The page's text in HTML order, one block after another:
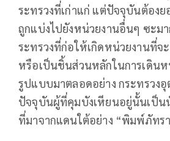
ระทรวงที่เก่าแก่ แต่ปัจจุบันต้อง
ถูกแบ่งไปยังหน่วยงานอื่นๆ ซะมา
ระทรวงที่ก่อให้เกิดหน่วยงานที่จ
หรือเป็นชิ้นส่วนหลักในการเดิน
รูปแบบมาตลอดอย่าง กระทรวงอุ
ปัจจุบันผู้ที่คุมบังเหียนอยู่นั้นเป็น
ที่มาจากแดนใต้อย่าง “พิมพ์ภัทร